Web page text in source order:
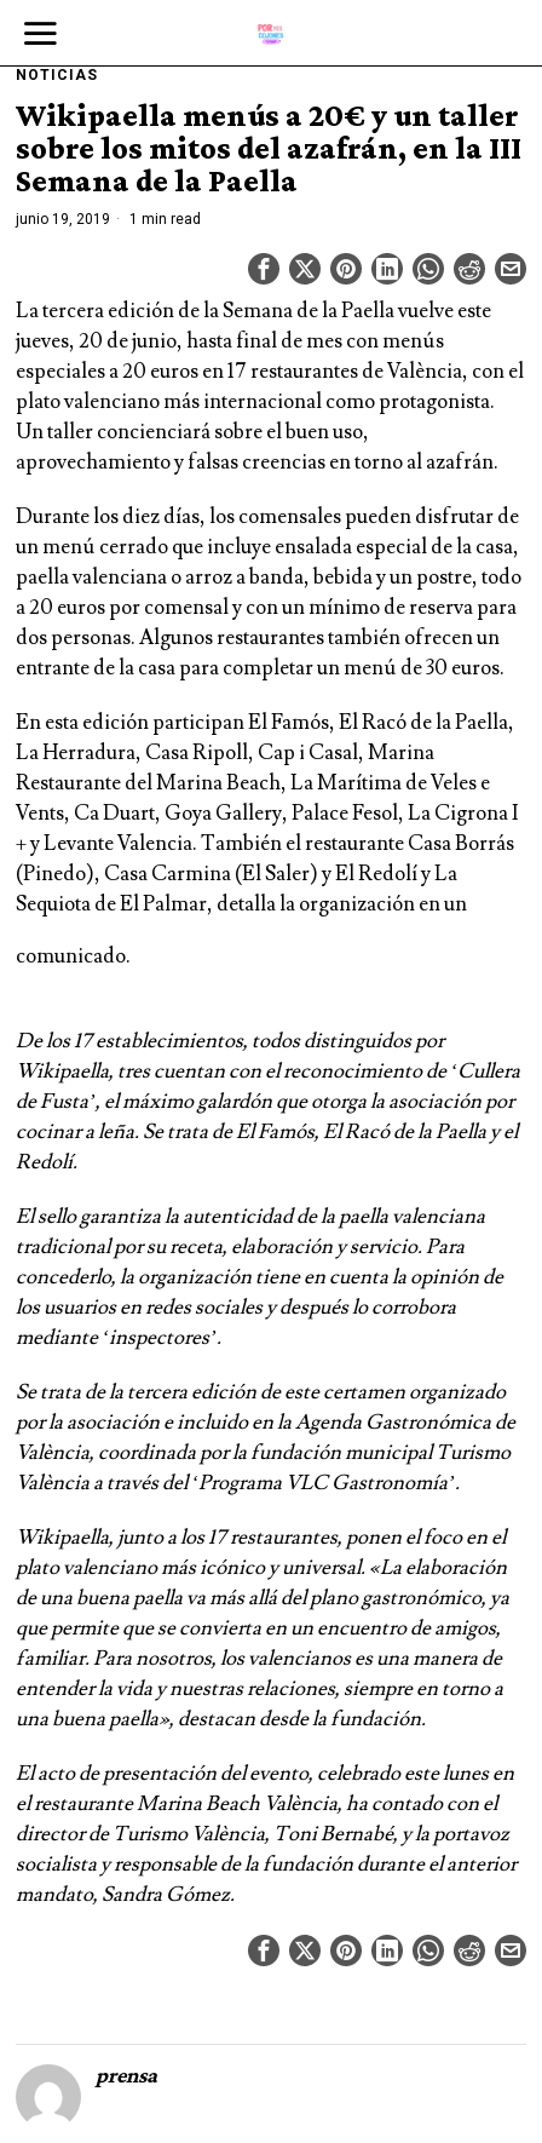
NOTICIAS
Wikipaella menús a 20€ y un taller
sobre los mitos del azafrán, en la III
Semana de la Paella
junio 19, 2019 1 min read
La tercera edición de la Semana de la Paella vuelve este
jueves, 20 de junio, hasta final de mes con menús
especiales a 20 euros en 17 restaurantes de València, con el
plato valenciano más internacional como protagonista.
Un taller concienciará sobre el buen uso,
aprovechamiento y falsas creencias en torno al azafrán.
Durante los diez días, los comensales pueden disfrutar de
un menú cerrado que incluye ensalada especial de la casa,
paella valenciana o arroz a banda, bebida y un postre, todo
a 20 euros por comensal y con un mínimo de reserva para
dos personas. Algunos restaurantes también ofrecen un
entrante de la casa para completar un menú de 30 euros.
En esta edición participan El Famós, El Racó de la Paella,
La Herradura, Casa Ripoll, Cap i Casal, Marina
Restaurante del Marina Beach, La Marítima de Veles e
Vents, Ca Duart, Goya Gallery, Palace Fesol, La Cigrona I
+ y Levante Valencia. También el restaurante Casa Borrás
(Pinedo), Casa Carmina (El Saler) y El Redolí y La
Sequiota de El Palmar, detalla la organización en un
comunicado.
De los 17 establecimientos, todos distinguidos por
Wikipaella, tres cuentan con el reconocimiento de ‘Cullera
de Fusta’, el máximo galardón que otorga la asociación por
cocinar a leña. Se trata de El Famós, El Racó de la Paella y el
Redolí.
El sello garantiza la autenticidad de la paella valenciana
tradicional por su receta, elaboración y servicio. Para
concederlo, la organización tiene en cuenta la opinión de
los usuarios en redes sociales y después lo corrobora
mediante ‘inspectores’.
Se trata de la tercera edición de este certamen organizado
por la asociación e incluido en la Agenda Gastronómica de
València, coordinada por la fundación municipal Turismo
València a través del ‘Programa VLC Gastronomía’.
Wikipaella, junto a los 17 restaurantes, ponen el foco en el
plato valenciano más icónico y universal. «La elaboración
de una buena paella va más allá del plano gastronómico, ya
que permite que se convierta en un encuentro de amigos,
familiar. Para nosotros, los valencianos es una manera de
entender la vida y nuestras relaciones, siempre en torno a
una buena paella», destacan desde la fundación.
El acto de presentación del evento, celebrado este lunes en
el restaurante Marina Beach València, ha contado con el
director de Turismo València, Toni Bernabé, y la portavoz
socialista y responsable de la fundación durante el anterior
mandato, Sandra Gómez.
prensa